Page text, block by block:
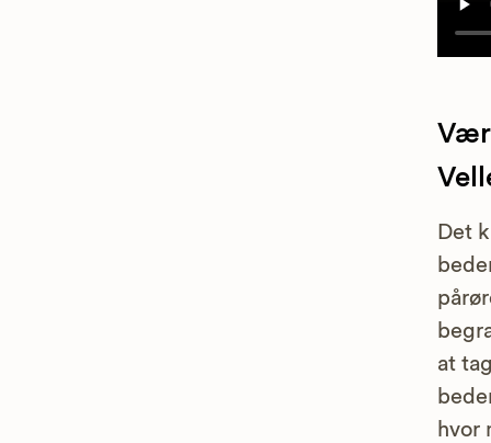
Vær
Det
at
hvor